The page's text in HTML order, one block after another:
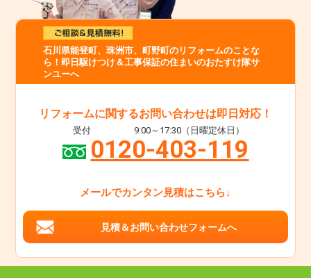
石川県能登町、珠洲市、町野町のリフォームのことな
ら！即日駆けつけ＆工事保証の住まいのおたすけ隊サ
ンユーへ
リフォームに関するお問い合わせは即日対応！
受付 9:00～17:30（日曜定休日）
0120-403-119
メールでカンタン見積はこちら↓
見積＆お問い合わせフォームへ